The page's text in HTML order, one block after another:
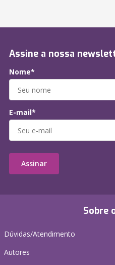
Sobre
Dúvidas/Atendimento
Autores
Assine a nossa
Nome*
E-mail*
Assinar